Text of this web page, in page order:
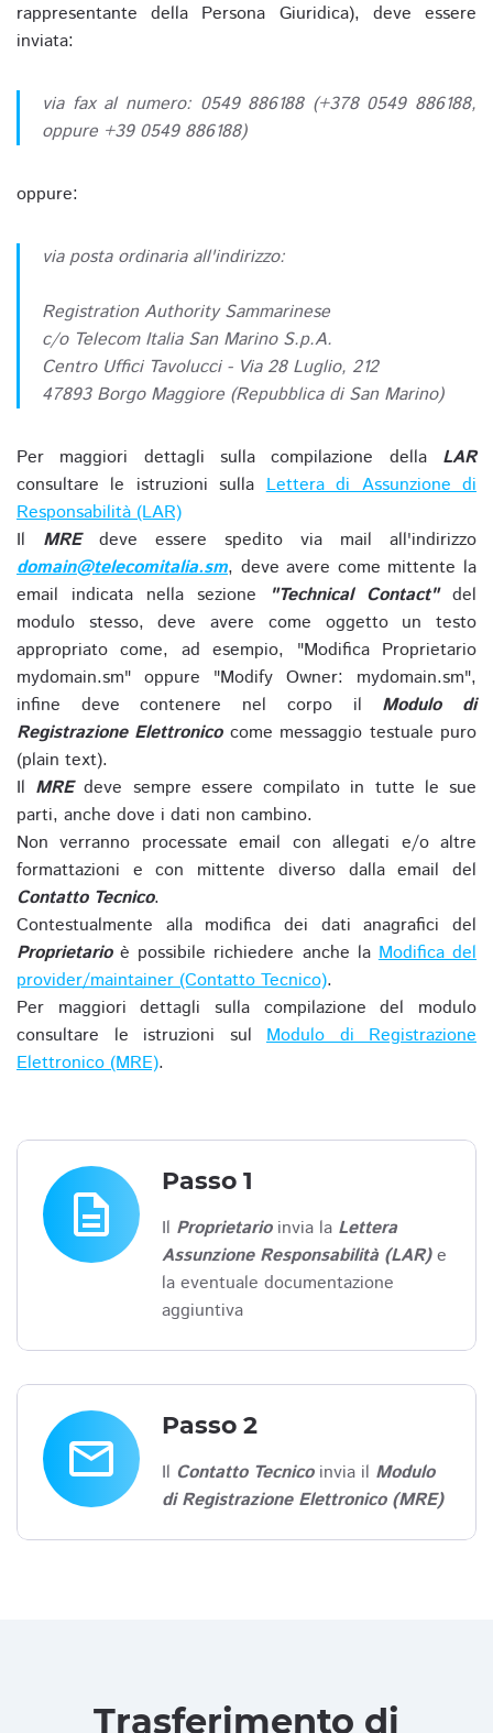
rappresentante della Persona Giuridica), deve essere
inviata:
via fax al numero: 0549 886188 (+378 0549 886188,
oppure +39 0549 886188)
oppure:
via posta ordinaria all'indirizzo:
Registration Authority Sammarinese
c/o Telecom Italia San Marino S.p.A.
Centro Uffici Tavolucci - Via 28 Luglio, 212
47893 Borgo Maggiore (Repubblica di San Marino)
Per maggiori dettagli sulla compilazione della LAR
consultare le istruzioni sullaLettera di Assunzione di
Responsabilità (LAR)
Il MREdeve essere spedito via mail all'indirizzo
domain@telecomitalia.sm, deve avere come mittente la
email indicata nella sezione
"Technical Contact"del
modulo stesso, deve avere come oggetto un testo
appropriato come, ad esempio, "Modifica Proprietario
mydomain.sm" oppure "Modify Owner: mydomain.sm",
infine deve contenere nel corpo il Modulo di
Registrazione Elettronicocome messaggio testuale puro
(plain text).
Il MREdeve sempre essere compilato in tutte le sue
parti, anche dove i dati non cambino.
Non verranno processate email con allegati e/o altre
formattazioni e con mittente diverso dalla email del
Contatto Tecnico.
Contestualmente alla modifica dei dati anagrafici del
Proprietarioè possibile richiedere anche laModifica del
provider/maintainer (Contatto Tecnico).
Per maggiori dettagli sulla compilazione del modulo
consultare le istruzioni sul Modulo di Registrazione
Elettronico (MRE).
description
Passo 1
Il Proprietarioinvia la Lettera
Assunzione Responsabilità (LAR)e
la eventuale documentazione
aggiuntiva
email
Passo 2
Il Contatto Tecnicoinvia il Modulo
di Registrazione Elettronico (MRE)
Trasferimento di